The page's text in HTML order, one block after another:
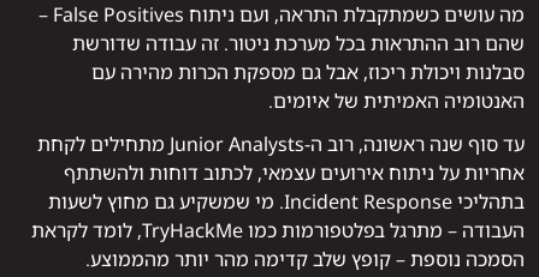
מה עושים כשמתקבלת התראה, ועם ניתוח False Positives –
שהם רוב ההתראות בכל מערכת ניטור. זה עבודה שדורשת
סבלנות ויכולת ריכוז, אבל גם מספקת הכרות מהירה עם
האנטומיה האמיתית של איומים.
עד סוף שנה ראשונה, רוב ה-Junior Analysts מתחילים לקחת
אחריות על ניתוח אירועים עצמאי, לכתוב דוחות ולהשתתף
בתהליכי Incident Response. מי שמשקיע גם מחוץ לשעות
העבודה – מתרגל בפלטפורמות כמו TryHackMe, לומד לקראת
הסמכה נוספת – קופץ שלב קדימה מהר יותר מהממוצע.